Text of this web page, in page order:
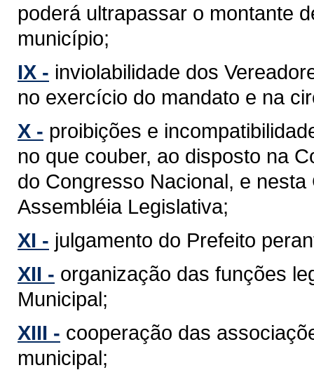
poderá ultrapassar o montante
município;
IX - inviolabilidade dos
no exercício do mandato e na
X - proibições e
no que couber, ao disposto na
do Congresso Nacional, e
Assembléia Legislativa;
XI - julgamento do Prefeito
XII - organização das funções
Municipal;
XIII - cooperação das
municipal;